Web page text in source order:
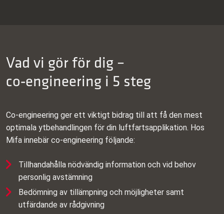
Vad vi gör för dig –
co‑engineering i 5 steg
Co‑engineering ger ett viktigt bidrag till att få den mest
optimala ytbehandlingen för din luftfartsapplikation. Hos
Mifa innebär co‑engineering följande:
Tillhandahålla nödvändig information och vid behov
personlig avstämning
Bedömning av tillämpning och möjligheter samt
utfärdande av rådgivning